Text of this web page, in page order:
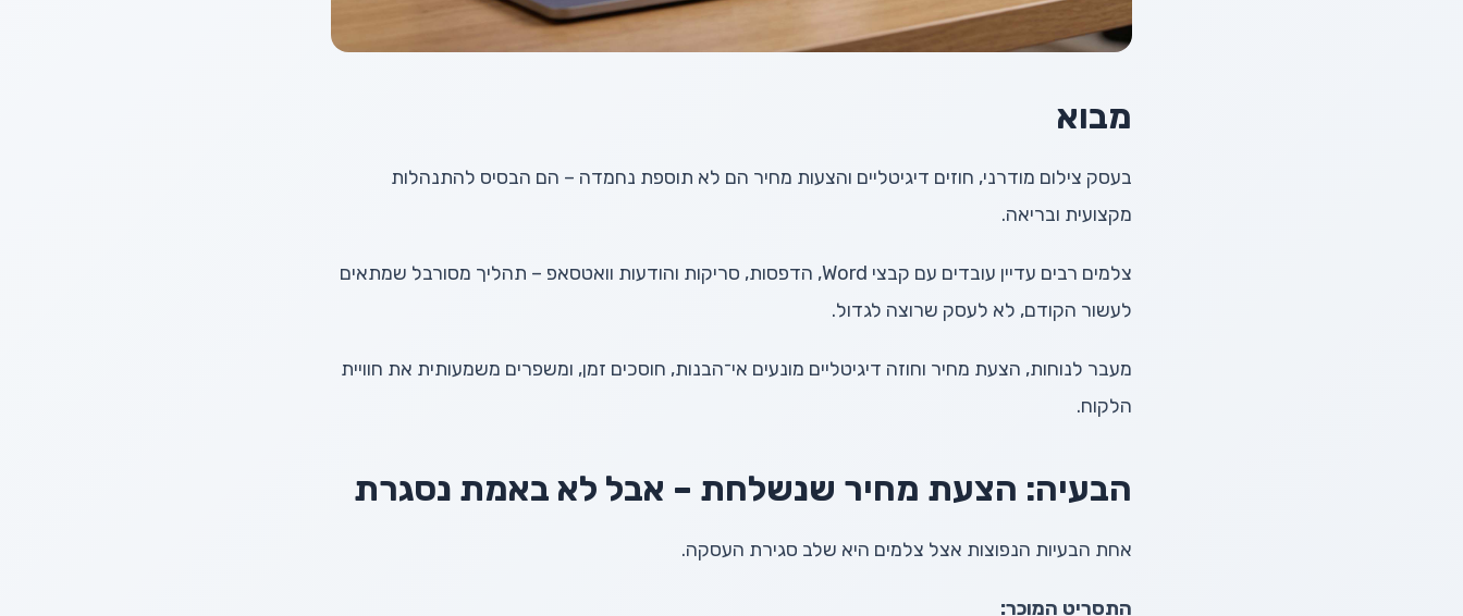
מבוא
בעסק צילום מודרני, חוזים דיגיטליים והצעות מחיר הם לא תוספת נחמדה – הם הבסיס להתנהלות
מקצועית ובריאה.
צלמים רבים עדיין עובדים עם קבצי Word, הדפסות, סריקות והודעות וואטסאפ – תהליך מסורבל שמתאים
לעשור הקודם, לא לעסק שרוצה לגדול.
מעבר לנוחות, הצעת מחיר וחוזה דיגיטליים מונעים אי־הבנות, חוסכים זמן, ומשפרים משמעותית את חוויית
הלקוח.
הבעיה: הצעת מחיר שנשלחת – אבל לא באמת נסגרת
אחת הבעיות הנפוצות אצל צלמים היא שלב סגירת העסקה.
התסריט המוכר: